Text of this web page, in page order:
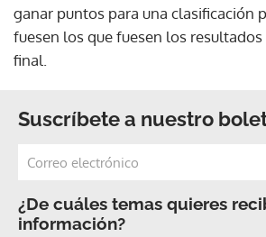
ganar puntos para una clasificación
fuesen los que fuesen los
final.
Suscríbete a nuestro
¿De cuáles temas quieres
información?